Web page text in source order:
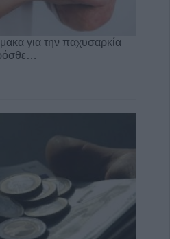
για την παχυσαρκία